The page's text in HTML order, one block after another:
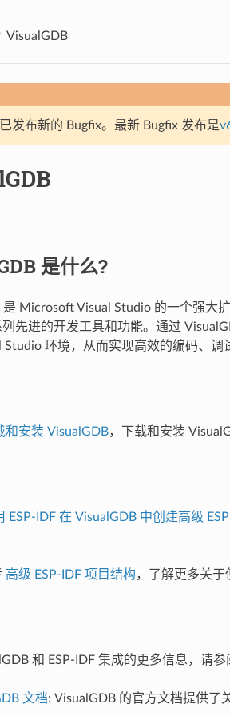
VisualGDB
发布新的 Bugfix。最新 Bugfix 发布是
是什么?
是 Microsoft Visual Studio 的一个强大
先进的开发工具和功能。通过
Studio 环境，从而实现高效的编码、调
和安装 VisualGDB，下载和安装
ESP-IDF 在 VisualGDB 中创建高级
高级 ESP-IDF 项目结构，了解更多关于
和 ESP-IDF 集成的更多信息，请参
文档: VisualGDB 的官方文档提供了